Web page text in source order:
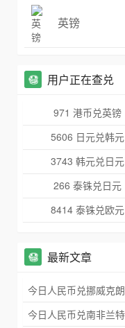
英镑
用户正在查兑
971 港币兑英镑
5606 日元兑韩元
3743 韩元兑日元
266 泰铢兑日元
8414 泰铢兑欧元
最新文章